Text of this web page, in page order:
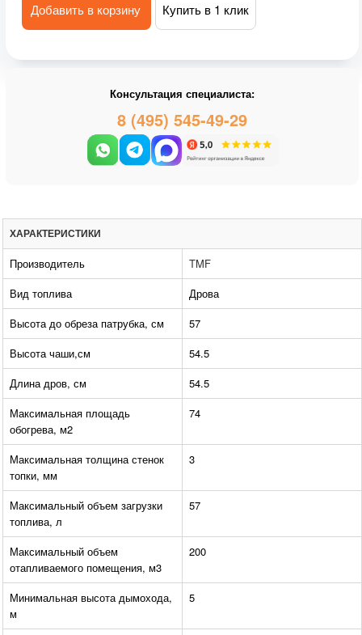
Добавить в корзину Купить в 1 клик
Консультация специалиста:
8 (495) 545-49-29
ХАРАКТЕРИСТИКИ
Производитель
TMF
Вид топлива
Дрова
Высота до обреза патрубка, см
57
Высота чаши,см
54.5
Длина дров, см
54.5
Максимальная площадь
обогрева, м2
74
Максимальная толщина стенок
топки, мм
3
Максимальный объем загрузки
топлива, л
57
Максимальный объем
отапливаемого помещения, м3
200
Минимальная высота дымохода,
м
5